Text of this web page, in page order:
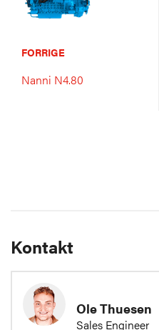
FORRIGE
Nanni N4.80
Kontakt
Ole Thuesen
Sales Engineer